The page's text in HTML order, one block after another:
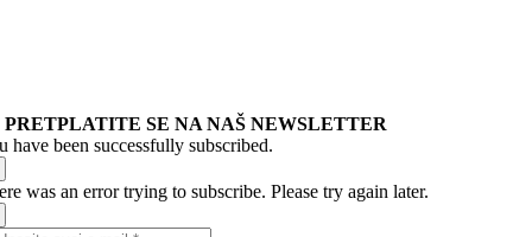
PRETPLATITE SE NA NAŠ NEWSLETTER
have been successfully subscribed.
was an error trying to subscribe. Please try again later.